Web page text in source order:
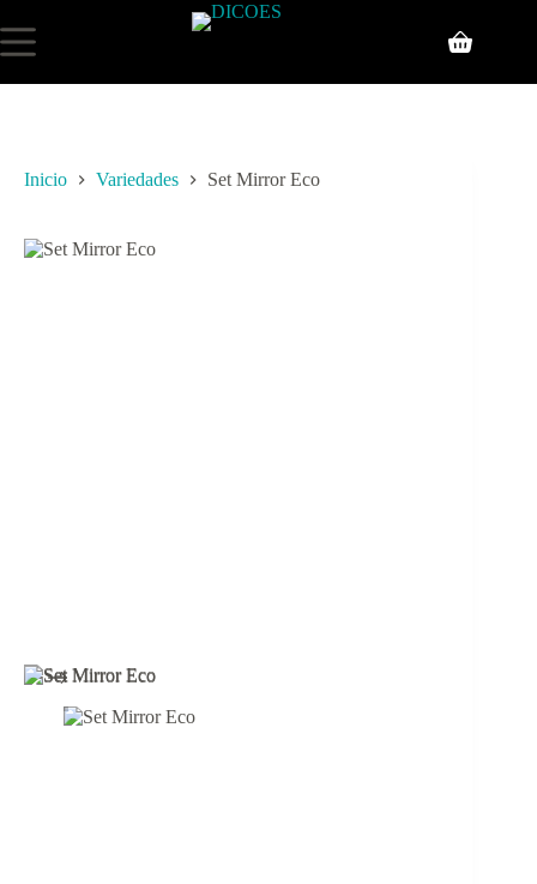
Inicio Variedades Set Mirror Eco